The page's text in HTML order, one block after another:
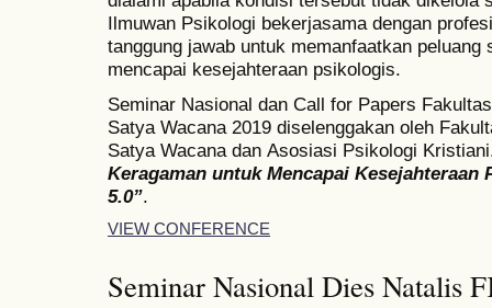
Ilmuwan Psikologi bekerjasama dengan
tanggung jawab untuk memanfaatkan peluang
mencapai kesejahteraan psikologis.
Seminar Nasional dan Call for Papers
Satya Wacana 2019 diselenggakan oleh
Satya Wacana dan Asosiasi Psikologi
Keragaman untuk Mencapai
5.0”.
VIEW CONFERENCE
Seminar Nasional Dies Natalis